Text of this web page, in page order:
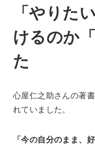
「やりた
けるのか
た
心屋仁之助さんの著
れていました。
「今の自分のまま、